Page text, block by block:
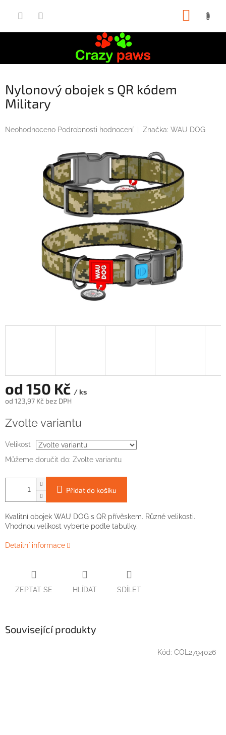
Nylonový obojek s QR kódem
Military
Průměrné
Neohodnoceno Podrobnosti hodnocení Značka: WAU DOG
od 150 Kč / ks
od 123,97 Kč bez DPH
cena:
Zvolte variantu
Velikost
Můžeme doručit do: Zvolte variantu
Přidat do košíku
Kvalitní obojek WAU DOG s QR přívěskem. Různé velikosti.
Vhodnou velikost vyberte podle tabulky.
Detailní informace
ZEPTAT SE HLÍDAT SDÍLET
Související produkty
Kód: COL2794026